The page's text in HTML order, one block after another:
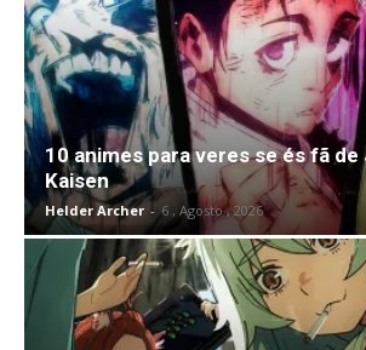
10 animes para veres se és fã
Kaisen
Helder Archer - 6 , Agosto , 2026